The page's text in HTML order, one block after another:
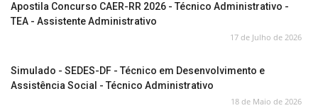
Apostila Concurso CAER-RR 2026 - Técnico Administrativo -
TEA - Assistente Administrativo
17 de Julho de 2026
Simulado - SEDES-DF - Técnico em Desenvolvimento e
Assistência Social - Técnico Administrativo
18 de Maio de 2026